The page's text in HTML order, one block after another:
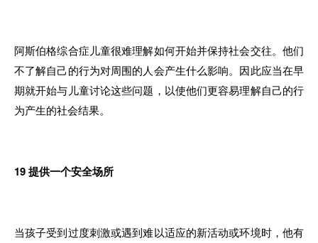
阿斯伯格综合症儿童很难理解如何开始并保持社会交往。他们
不了解自己的行为对周围的人会产生什么影响。因此应当在早
期就开始与儿童讨论这些问题，以使他们更容易理解自己的行
为产生的社会结果。
19提供一个安全场所
当孩子受到过度刺激或遇到难以适应的新活动或环境时，他有